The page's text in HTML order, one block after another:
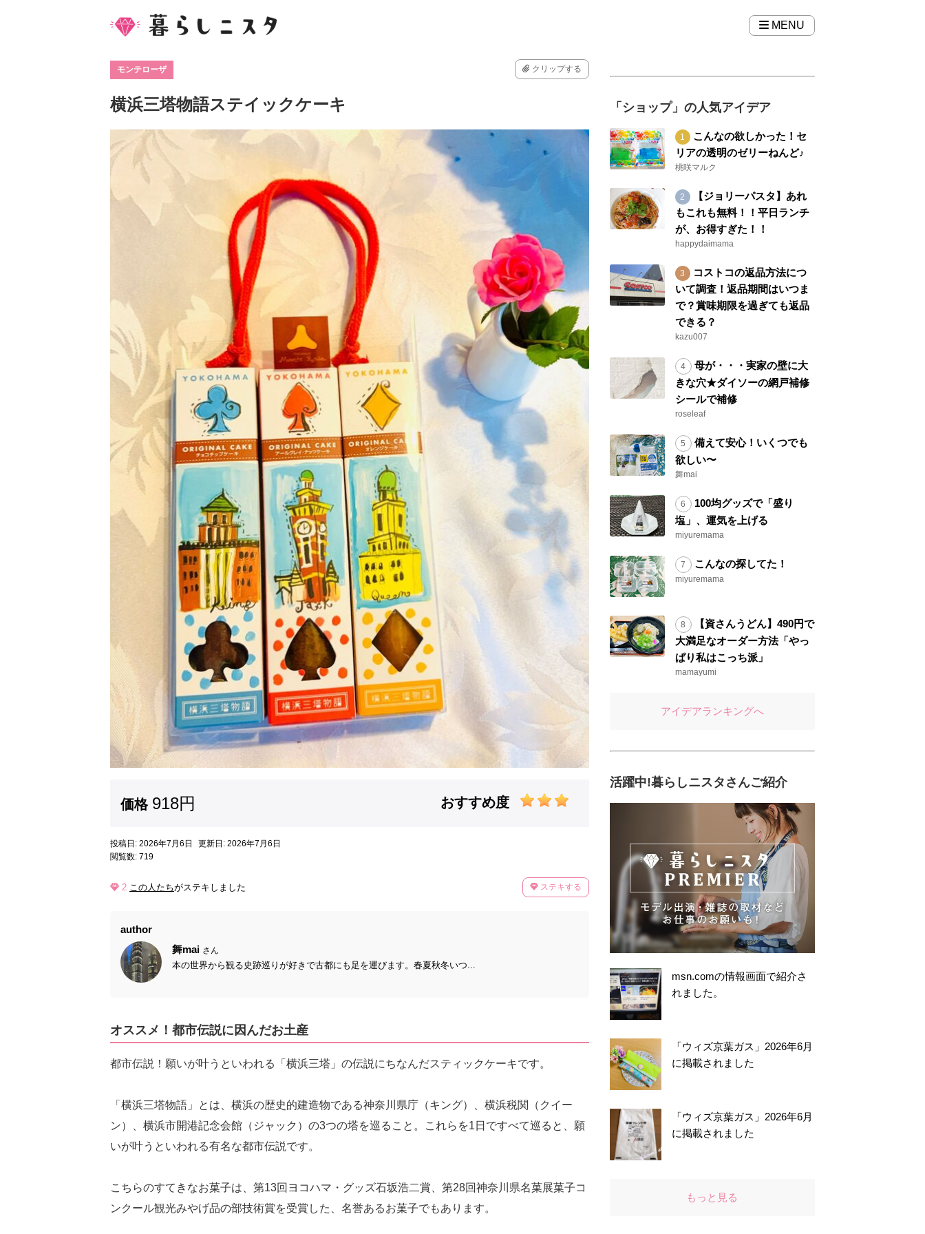
MENU
モンテローザ クリップする
横浜三塔物語ステイックケーキ
価格 918円 おすすめ度
投稿日: 2026年7月6日
更新日: 2026年7月6日
閲覧数: 719
2 この人たちがステキしました ステキする
author
舞mai さん
本の世界から観る史跡巡りが好きで古都にも足を運びます。春夏秋冬いつ...
オススメ！都市伝説に因んだお土産
都市伝説！願いが叶うといわれる「横浜三塔」の伝説にちなんだスティックケーキです。
「横浜三塔物語」とは、横浜の歴史的建造物である神奈川県庁（キング）、横浜税関（クイー
ン）、横浜市開港記念会館（ジャック）の3つの塔を巡ること。これらを1日ですべて巡ると、願
いが叶うといわれる有名な都市伝説です。
こちらのすてきなお菓子は、第13回ヨコハマ・グッズ石坂浩二賞、第28回神奈川県名菓展菓子コ
ンクール観光みやげ品の部技術賞を受賞した、名誉あるお菓子でもあります。
「ショップ」の人気アイデア
こんなの欲しかった！セ
リアの透明のゼリーねんど♪
桃咲マルク
【ジョリーパスタ】あれ
もこれも無料！！平日ランチ
が、お得すぎた！！
happydaimama
コストコの返品方法につ
いて調査！返品期間はいつま
で？賞味期限を過ぎても返品
できる？
kazu007
母が・・・実家の壁に大
きな穴★ダイソーの網戸補修
シールで補修
roseleaf
備えて安心！いくつでも
欲しい〜
舞mai
100均グッズで「盛り
塩」、運気を上げる
miyuremama
こんなの探してた！
miyuremama
【資さんうどん】490円で
大満足なオーダー方法「やっ
ぱり私はこっち派」
mamayumi
アイデアランキングへ
活躍中!暮らしニスタさんご紹介
msn.comの情報画面で紹介さ
れました。
「ウィズ京葉ガス」2026年6月
に掲載されました
「ウィズ京葉ガス」2026年6月
に掲載されました
もっと見る